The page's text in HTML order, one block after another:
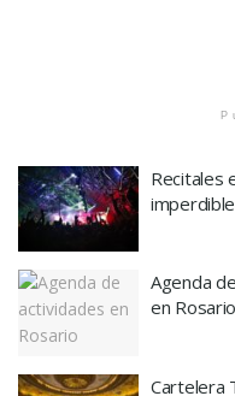
Recitales
Agenda
en Rosario
Cartelera